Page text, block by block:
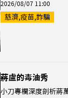
2026/08/07 11:00
慈濟,疫苗,詐騙
蔣盧的毒油秀
小刀專欄深度剖析蔣